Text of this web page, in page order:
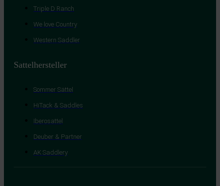
Triple D Ranch
We love Country
Western Saddler
Sattelhersteller
Sommer Sättel
HiTack & Saddles
Iberosattel
Deuber & Partner
AK Saddlery